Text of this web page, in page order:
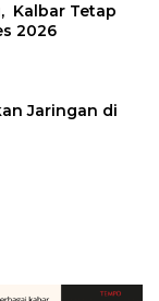
Kalbar Tetap
2026
Jaringan di